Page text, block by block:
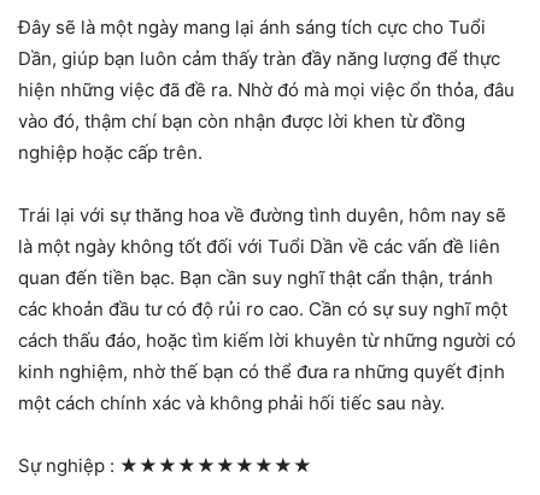
Đây sẽ là một ngày mang lại ánh sáng tích cực cho Tuổi
Dần, giúp bạn luôn cảm thấy tràn đầy năng lượng để thực
hiện những việc đã đề ra. Nhờ đó mà mọi việc ổn thỏa, đâu
vào đó, thậm chí bạn còn nhận được lời khen từ đồng
nghiệp hoặc cấp trên.
Trái lại với sự thăng hoa về đường tình duyên, hôm nay sẽ
là một ngày không tốt đối với Tuổi Dần về các vấn đề liên
quan đến tiền bạc. Bạn cần suy nghĩ thật cẩn thận, tránh
các khoản đầu tư có độ rủi ro cao. Cần có sự suy nghĩ một
cách thấu đáo, hoặc tìm kiếm lời khuyên từ những người có
kinh nghiệm, nhờ thế bạn có thể đưa ra những quyết định
một cách chính xác và không phải hối tiếc sau này.
Sự nghiệp : ★★★★★★★★★★